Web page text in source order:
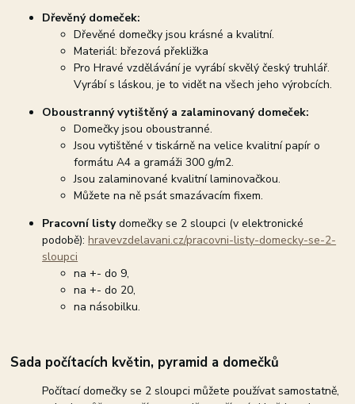
Dřevěný domeček:
Dřevěné domečky jsou krásné a kvalitní.
Materiál: březová překližka
Pro Hravé vzdělávání je vyrábí skvělý český truhlář.
Vyrábí s láskou, je to vidět na všech jeho výrobcích.
Oboustranný vytištěný a zalaminovaný domeček:
Domečky jsou oboustranné.
Jsou vytištěné v tiskárně na velice kvalitní papír o
formátu A4 a gramáži 300 g/m2.
Jsou zalaminované kvalitní laminovačkou.
Můžete na ně psát smazávacím fixem.
Pracovní listydomečky se 2 sloupci (v elektronické
podobě):hravevzdelavani.cz/pracovni-listy-domecky-se-2-
sloupci
na +- do 9,
na +- do 20,
na násobilku.
Sada počítacích květin, pyramid a domečků
Počítací domečky se 2 sloupci můžete používat samostatně,